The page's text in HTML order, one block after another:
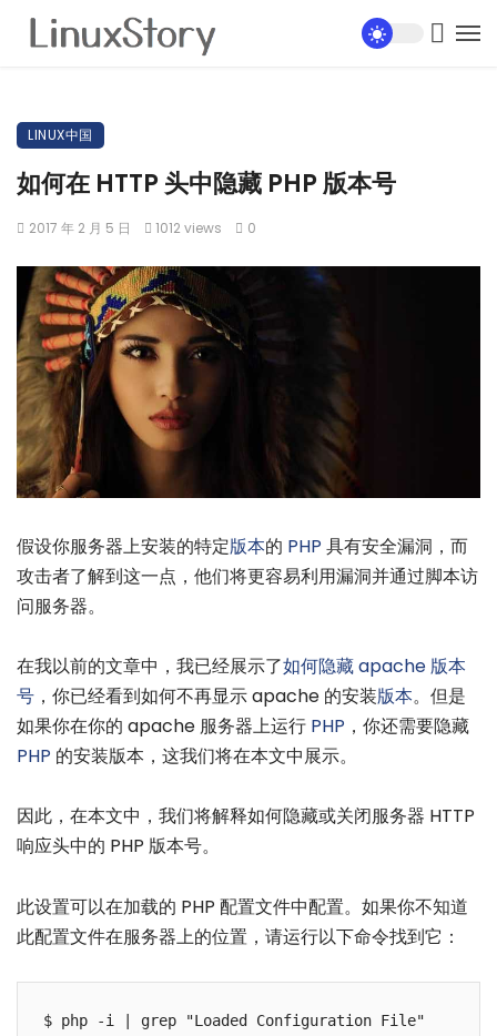
LINUX中国
如何在 HTTP 头中隐藏 PHP 版本号
2017 年 2 月 5 日 1012 views 0
假设你服务器上安装的特定版本的 PHP 具有安全漏洞，而
攻击者了解到这一点，他们将更容易利用漏洞并通过脚本访
问服务器。
在我以前的文章中，我已经展示了如何隐藏 apache 版本
号 ，你已经看到如何不再显示 apache 的安装版本。但是
如果你在你的 apache 服务器上运行 PHP ，你还需要隐藏
PHP 的安装版本，这我们将在本文中展示。
因此，在本文中，我们将解释如何隐藏或关闭服务器 HTTP
响应头中的 PHP 版本号。
此设置可以在加载的 PHP 配置文件中配置。如果你不知道
此配置文件在服务器上的位置，请运行以下命令找到它：